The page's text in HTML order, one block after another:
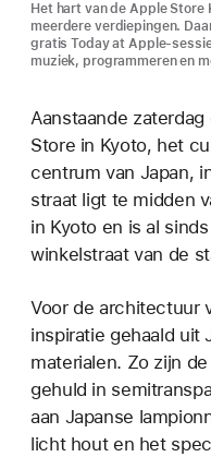
Het hart van de Apple Store
meerdere verdiepingen.
gratis Today at Apple-
muziek, programmeren en
Aanstaande
Store in Kyoto, het
centrum van Japan,
straat ligt te midden
in Kyoto en is al
winkelstraat van de
Voor de architectuur
inspiratie gehaald uit
materialen. Zo zijn
gehuld in
aan Japanse
licht hout en het